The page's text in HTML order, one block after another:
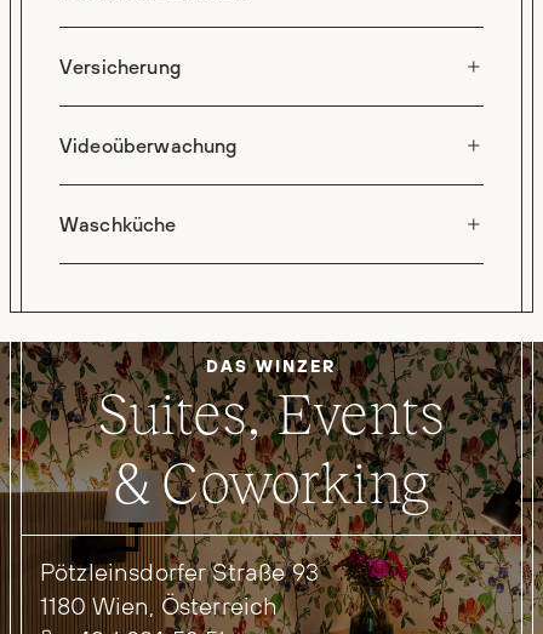
Versicherung
Videoüberwachung
Waschküche
DAS WINZER
Suites, Events
& Coworking
Pötzleinsdorfer Straße 93
1180 Wien, Österreich